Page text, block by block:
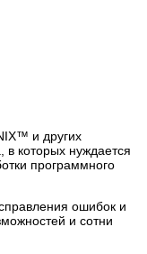
и других
которых нуждается
программного
ошибок и
и сотни